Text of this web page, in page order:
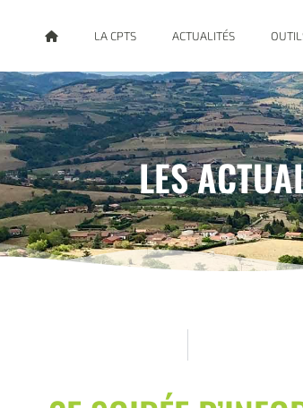
LA CPTS ACTUALITÉS
LES